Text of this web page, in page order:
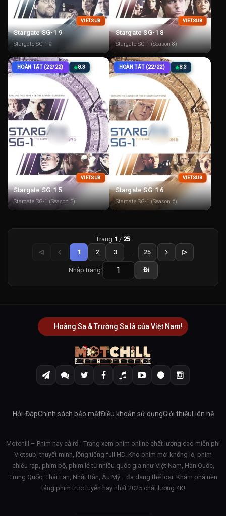
VIETSUB
Stargate SG-1 9
Stargate SG-1 9
VIETSUB
Stargate SG-1 8
Stargate SG-1 (Season 8)
HOÀN TẤT (22/22) 8.3
VIETSUB
Stargate SG-1 5
Stargate SG-1 (Season 5)
HOÀN TẤT (22/22) 8.3
VIETSUB
Stargate SG-1 6
Stargate SG-1 (Season 6)
Trang 1 / 25
1
2 3 ... 25
Nhập trang: Đi
Hoàng Sa & Trường Sa là của Việt Nam!
Hỏi-ĐápChính sách bảo mậtĐiều khoản sử dụngGiới thiệuLiên hệ
Motchill – Phim hay cả rổ - Trang xem phim online chất lượng cao miễn phí
Vietsub, thuyết minh, lồng tiếng full HD. Kho phim mới khổng lồ, phim
chiếu rạp, phim bộ, phim lẻ từ nhiều quốc gia như Việt Nam, Hàn Quốc,
Trung Quốc, Thái Lan, Nhật Bản, Âu Mỹ… đa dạng thể loại. Khám phá nền
tảng phim trực tuyến hay nhất 2025 chất lượng 4K!